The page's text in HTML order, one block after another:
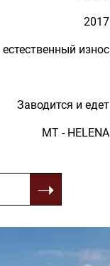
2017
естественный износ
Заводится и едет
MT - HELENA